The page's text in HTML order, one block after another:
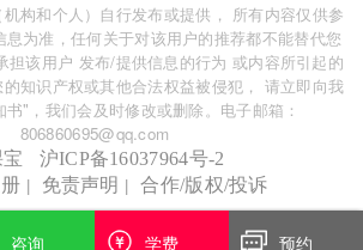
构和个人）自行发布或提供， 所有内容仅供参
息为准，任何关于对该用户的推荐都不能替代您
担该用户 发布/提供信息的行为 或内容所引起的
知识产权或其他合法权益被侵犯， 请立即向我
"，我们会及时修改或删除。电子邮箱：
806860695@qq.com
沪ICP备16037964号-2
| 免责声明 | 合作/版权/投诉
咨询 学费 预约